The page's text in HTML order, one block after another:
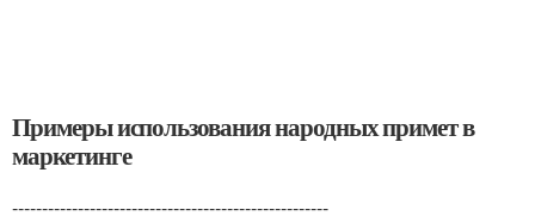
Примеры использования народных примет в
маркетинге
-----------------------------------------------------